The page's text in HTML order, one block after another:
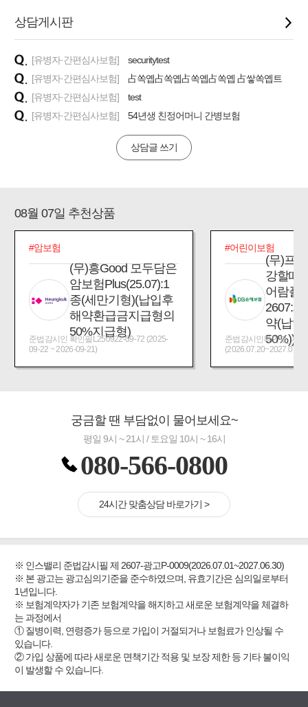
#무해지 건강보험
#바뀌기전에 4세대 가입
상담게시판
[유병자·간편심사보험]
securitytest
[유병자·간편심사보험]
占쏙옙占쏙옙占쏙옙占쏙옙 占쌓쏙옙트
[유병자·간편심사보험]
test
[유병자·간편심사보험]
54년생 친정어머니 간병보험
상담글 쓰기
08월 07일 추천상품
#암보험
(무)흥Good 모두담은
암보험Plus(25.07):1
종(세만기형)(납입후
해약환급금지급형의
50%지급형)
준법감시인 확인필L250922-09-72 (2025-
09-22 ~ 2026-09-21)
#어린이보험
(무)프
강할때
어람플
2607:
약(납입
50%))
준법감시인확인필_제
궁금할 땐 부담없이 물어보세요~
평일 9시 ~ 21시 / 토요일 10시 ~ 16시
080-566-0800
24시간 맞춤상담 바로가기 >
※ 인스밸리 준법감시필 제 2607-광고P-0009(2026.07.01~2027.06.30)
※ 본 광고는 광고심의기준을 준수하였으며, 유효기간은 심의일로부터
1년입니다.
※ 보험계약자가 기존 보험계약을 해지하고 새로운 보험계약을 체결하
는 과정에서
① 질병이력, 연령증가 등으로 가입이 거절되거나 보험료가 인상될 수
있습니다.
② 가입 상품에 따라 새로운 면책기간 적용 및 보장 제한 등 기타 불이익
이 발생할 수 있습니다.